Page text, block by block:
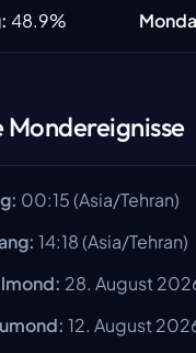
: 48.9%
: 00:15(Asia/Tehran)
: 14:18(Asia/Tehran)
: 28. August
: 12. August